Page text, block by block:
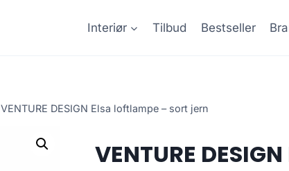
Interiør Tilbud Bestseller
VENTURE DESIGN Elsa loftlampe – sort jern
VENTURE